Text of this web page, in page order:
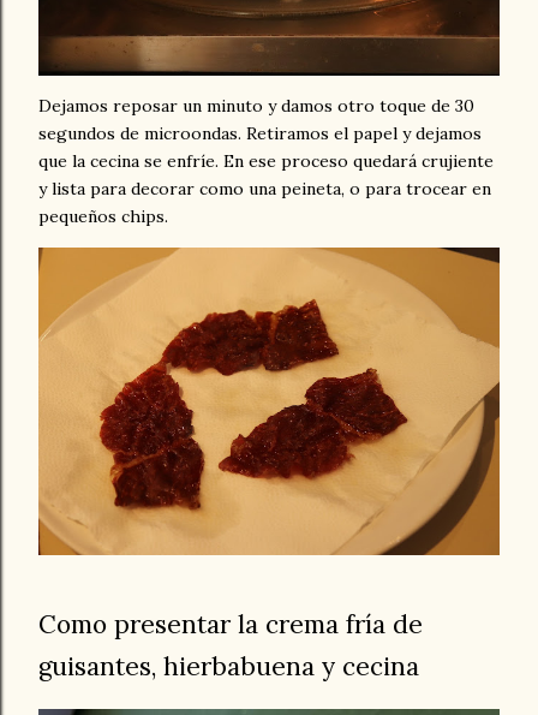
Dejamos reposar un minuto y damos otro toque de 30
segundos de microondas. Retiramos el papel y dejamos
que la cecina se enfríe. En ese proceso quedará crujiente
y lista para decorar como una peineta, o para trocear en
pequeños chips.
Como presentar la crema fría de
guisantes, hierbabuena y cecina